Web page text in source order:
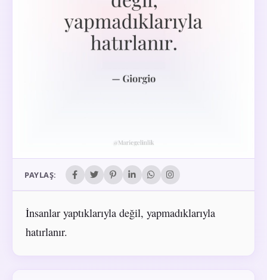
PAYLAŞ:
İnsanlar yaptıklarıyla değil, yapmadıklarıyla
hatırlanır.